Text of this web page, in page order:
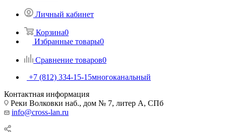
Личный кабинет
Корзина0
Избранные товары0
Сравнение товаров0
+7 (812) 334-15-15многоканальный
Контактная информация
Реки Волковки наб., дом № 7, литер А, СПб
info@cross-lan.ru